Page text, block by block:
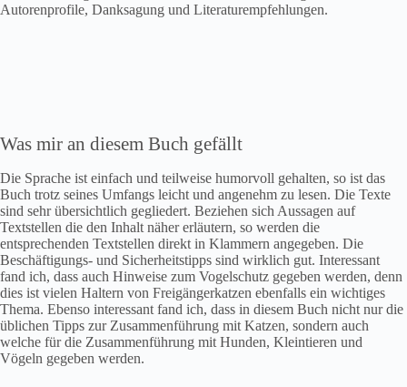
Autorenprofile, Danksagung und Literaturempfehlungen.
Was mir an diesem Buch gefällt
Die Sprache ist einfach und teilweise humorvoll gehalten, so ist das
Buch trotz seines Umfangs leicht und angenehm zu lesen. Die Texte
sind sehr übersichtlich gegliedert. Beziehen sich Aussagen auf
Textstellen die den Inhalt näher erläutern, so werden die
entsprechenden Textstellen direkt in Klammern angegeben. Die
Beschäftigungs- und Sicherheitstipps sind wirklich gut. Interessant
fand ich, dass auch Hinweise zum Vogelschutz gegeben werden, denn
dies ist vielen Haltern von Freigängerkatzen ebenfalls ein wichtiges
Thema. Ebenso interessant fand ich, dass in diesem Buch nicht nur die
üblichen Tipps zur Zusammenführung mit Katzen, sondern auch
welche für die Zusammenführung mit Hunden, Kleintieren und
Vögeln gegeben werden.